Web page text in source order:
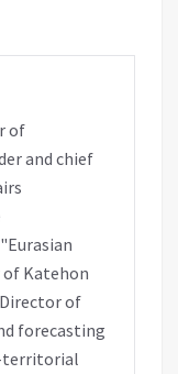
of
and chief
Katehon
of
forecasting
territorial